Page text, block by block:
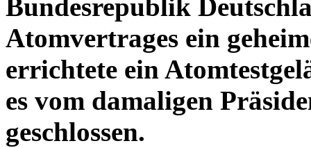
Bundesrepublik
Atomvertrages ein
errichtete ein
es vom damaligen
geschlossen.